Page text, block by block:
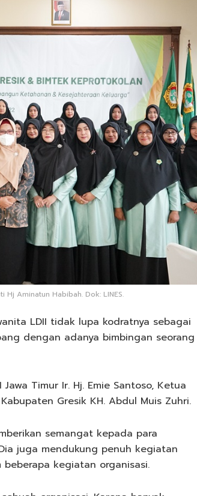
Aminatun Habibah. Dok: LINES.
LDII tidak lupa kodratnya sebagai
dengan adanya bimbingan seorang
Timur Ir. Hj. Emie Santoso, Ketua
Gresik KH. Abdul Muis Zuhri.
semangat kepada para
juga mendukung penuh kegiatan
kegiatan organisasi.